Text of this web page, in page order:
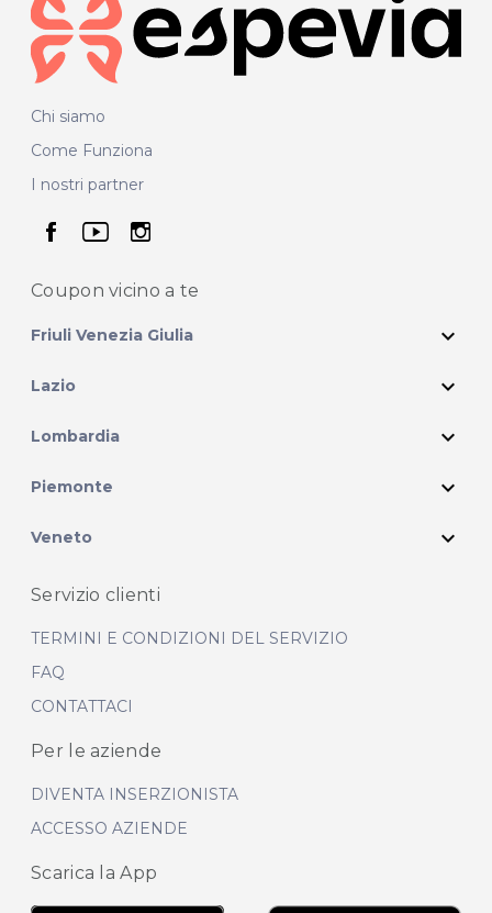
Chi siamo
Come Funziona
I nostri partner
seguici su facebook
seguici su youtube
seguici su instagram
Coupon vicino a te
Friuli Venezia Giulia expand_more
Lazio expand_more
Lombardia expand_more
Piemonte expand_more
Veneto expand_more
Servizio clienti
TERMINI E CONDIZIONI DEL SERVIZIO
FAQ
CONTATTACI
Per le aziende
DIVENTA INSERZIONISTA
ACCESSO AZIENDE
Scarica la App